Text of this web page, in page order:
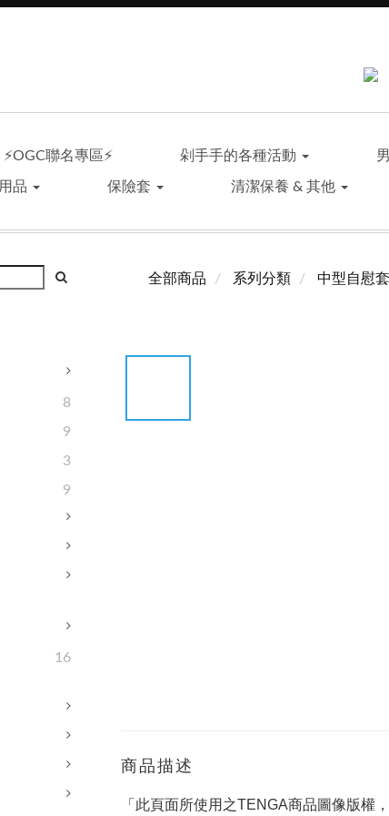
⚡OGC聯名專區⚡ 剁手手的各種活動
品 保險套 清潔保養 & 其他
8
9
3
9
16
全部商品 系列分類 中型自慰套
商品描述
「此頁面所使用之TENGA商品圖像版權